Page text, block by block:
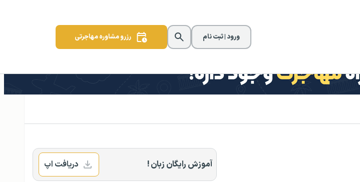
ورود | ثبت نام رزرو مشاوره مهاجرتی
آموزش رایگان زبان ! دریافت اپ